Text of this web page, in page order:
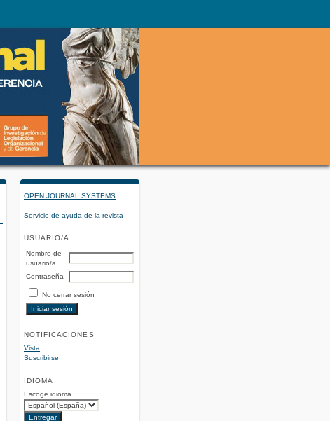
OPEN JOURNAL SYSTEMS
Servicio de ayuda de la revista
USUARIO/A
Nombre de
usuario/a
Contraseña
No cerrar sesión
NOTIFICACIONES
Vista
Suscribirse
IDIOMA
Escoge idioma